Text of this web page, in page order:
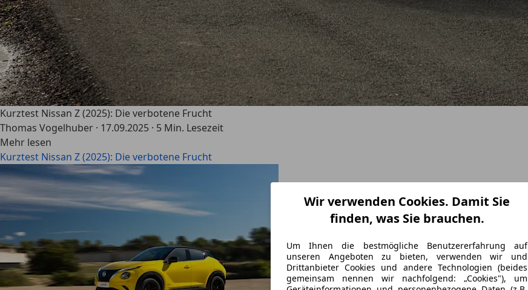
Wir verwenden Cookies. Damit Sie
finden, was Sie brauchen.
Um Ihnen die bestmögliche Benutzererfahrung auf
unseren Angeboten zu bieten, verwenden wir und
Drittanbieter Cookies und andere Technologien (beides
gemeinsam nennen wir nachfolgend: „Cookies"), um
Kurztest Nissan Z (2025): Die verbotene Frucht
Thomas Vogelhuber · 17.09.2025 · 5 Min. Lesezeit
Mehr lesen
Kurztest Nissan Z (2025): Die verbotene Frucht